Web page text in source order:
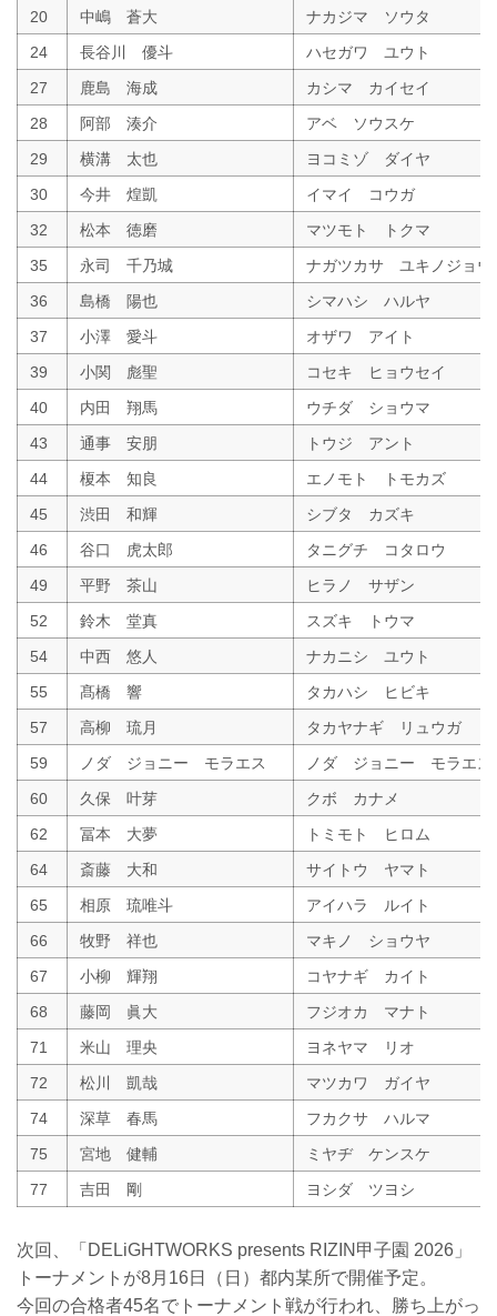
20 中嶋 蒼大
ナカジマ ソウタ
24
長谷川 優斗
ハセガワ ユウト
27
鹿島 海成
カシマ カイセイ
28
阿部 湊介
アベ ソウスケ
29
横溝 太也
ヨコミゾ ダイヤ
30
今井 煌凱
イマイ コウガ
32
松本 徳磨
マツモト トクマ
35
永司 千乃城
ナガツカサ ユキノジョウ
36
島橋 陽也
シマハシ ハルヤ
37
小澤 愛斗
オザワ アイト
39
小関 彪聖
コセキ ヒョウセイ
40
内田 翔馬
ウチダ ショウマ
43
通事 安朋
トウジ アント
44
榎本 知良
エノモト トモカズ
45
渋田 和輝
シブタ カズキ
46
谷口 虎太郎
タニグチ コタロウ
49
平野 茶山
ヒラノ サザン
52
鈴木 堂真
スズキ トウマ
54
中西 悠人
ナカニシ ユウト
55
髙橋 響
タカハシ ヒビキ
57
高柳 琉月
タカヤナギ リュウガ
59
ノダ ジョニー モラエス
ノダ ジョニー モラエス
60
久保 叶芽
クボ カナメ
62
冨本 大夢
トミモト ヒロム
64
斎藤 大和
サイトウ ヤマト
65
相原 琉唯斗
アイハラ ルイト
66
牧野 祥也
マキノ ショウヤ
67
小柳 輝翔
コヤナギ カイト
68
藤岡 眞大
フジオカ マナト
71
米山 理央
ヨネヤマ リオ
72
松川 凱哉
マツカワ ガイヤ
74
深草 春馬
フカクサ ハルマ
75
宮地 健輔
ミヤヂ ケンスケ
77
吉田 剛 ヨシダ ツヨシ
次回、「DELiGHTWORKS presents RIZIN甲子園 2026」
トーナメントが8月16日（日）都内某所で開催予定。
今回の合格者45名でトーナメント戦が行われ、勝ち上がっ